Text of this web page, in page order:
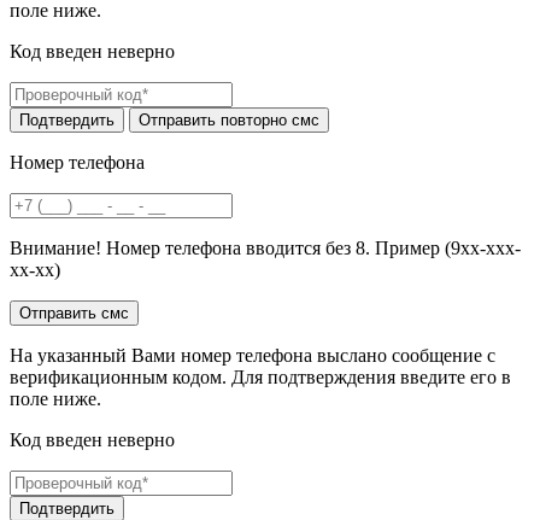
поле ниже.
Код введен неверно
Номер телефона
Внимание! Номер телефона вводится без 8. Пример (9хх-ххх-
хх-хх)
На указанный Вами номер телефона выслано сообщение с
верификационным кодом. Для подтверждения введите его в
поле ниже.
Код введен неверно